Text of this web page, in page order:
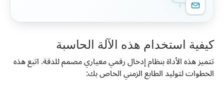
كيفية استخدام هذه الآلة الحاسبة
تتميز هذه الأداة بنظام إدخال رقمي معياري مصمم للدقة. اتبع هذه
الخطوات لتوليد الطابع الزمني الخاص بك: